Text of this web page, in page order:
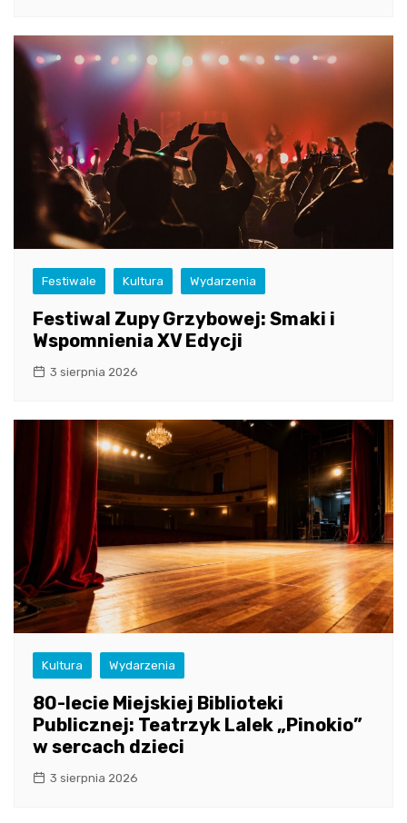
Festiwale Kultura Wydarzenia
Festiwal Zupy Grzybowej: Smaki i
Wspomnienia XV Edycji
3 sierpnia 2026
Kultura Wydarzenia
80-lecie Miejskiej Biblioteki
Publicznej: Teatrzyk Lalek „Pinokio”
w sercach dzieci
3 sierpnia 2026